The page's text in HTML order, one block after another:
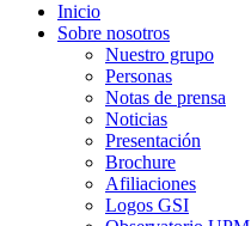
Inicio
Sobre nosotros
Nuestro grupo
Personas
Notas de prensa
Noticias
Presentación
Brochure
Afiliaciones
Logos GSI